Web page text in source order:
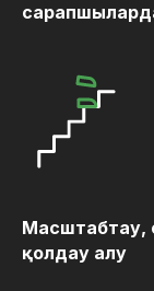
Масштабтау,
қолдау алу